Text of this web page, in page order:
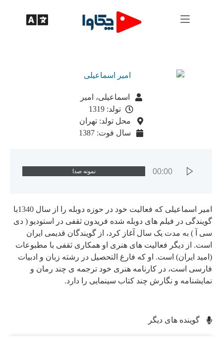
اسماعیلی، امیر
تولد: 1319
محل تولد: تهران
سال فوت: 1387
00:00 نمونه صدا
امیر اسماعیلی که فعالیت خود در حوزه دوبله را از سال 1340با
گویندگی در فیلم های دوبله شده فریدون ثقفی در استودیو ( دی
سی آ ) به مدت یک سال آغاز کرد، از گویندگان قدیمی ایران
است. از دیگر فعالیت های هنری او همکاری ثقفی با مطبوعات
(امید ایران) است. او که فارغ التحصیل در رشته زبان و ادبیات
فارسی است، در کارنامه هنری خود ترجمه ی چند رمان و
نمایشنامه و نگارش چند کتاب سینمایی را دارد.
گوینده های دیگر